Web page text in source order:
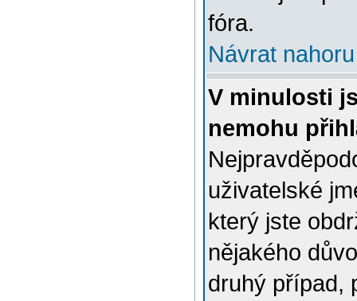
fóra.
Návrat nahoru
V minulosti
nemohu
uživatelské
který jste
nějakého
druhý případ,